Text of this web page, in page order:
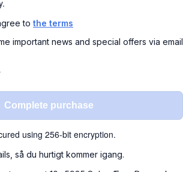
to the terms
important news and special offers via email
Complete purchase
using 256-bit encryption.
så du hurtigt kommer igang.